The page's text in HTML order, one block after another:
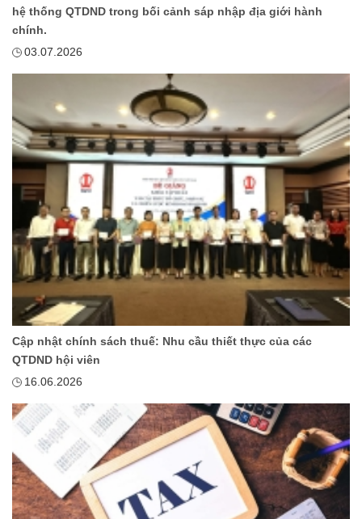
hệ thống QTDND trong bối cảnh sáp nhập địa giới hành
chính.
03.07.2026
Cập nhật chính sách thuế: Nhu cầu thiết thực của các
QTDND hội viên
16.06.2026